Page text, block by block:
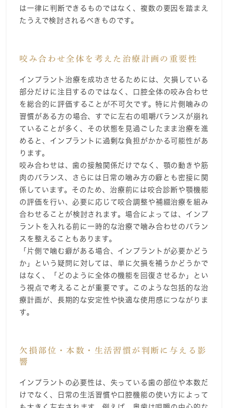
は一律に判断できるものではなく、複数の要因を踏まえ
たうえで検討されるべきものです。
咬み合わせ全体を考えた治療計画の重要性
インプラント治療を成功させるためには、欠損している
部分だけに注目するのではなく、口腔全体の咬み合わせ
を総合的に評価することが不可欠です。特に片側噛みの
習慣がある方の場合、すでに左右の咀嚼バランスが崩れ
ていることが多く、その状態を見過ごしたまま治療を進
めると、インプラントに過剰な負担がかかる可能性があ
ります。
咬み合わせは、歯の接触関係だけでなく、顎の動きや筋
肉のバランス、さらには日常の噛み方の癖とも密接に関
係しています。そのため、治療前には咬合診断や顎機能
の評価を行い、必要に応じて咬合調整や補綴治療を組み
合わせることが検討されます。場合によっては、インプ
ラントを入れる前に一時的な治療で噛み合わせのバラン
スを整えることもあります。
「片側で噛む癖がある場合、インプラントが必要かどう
か」という疑問に対しては、単に欠損を補うかどうかで
はなく、「どのように全体の機能を回復させるか」とい
う視点で考えることが重要です。このような包括的な治
療計画が、長期的な安定性や快適な使用感につながりま
す。
欠損部位・本数・生活習慣が判断に与える影
響
インプラントの必要性は、失っている歯の部位や本数だ
けでなく、日常の生活習慣や口腔機能の使い方によって